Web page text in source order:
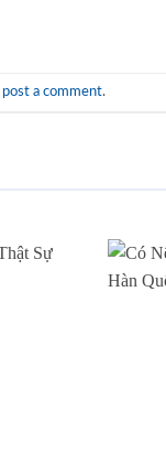
post a comment.